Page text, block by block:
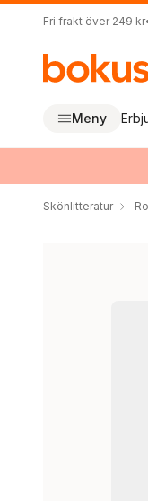
Fri frakt över 249 kr
Meny
Skönlitteratur